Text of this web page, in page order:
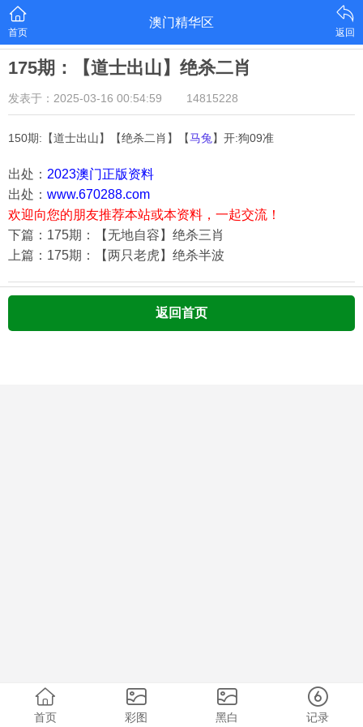
首页
澳门精华区
返回
175期：【道士出山】绝杀二肖
发表于：2025-03-16 00:54:59 14815228
150期:【道士出山】【绝杀二肖】【马兔 】开:狗09准
出处： 2023澳门正版资料
出处： www.670288.com
欢迎向您的朋友推荐本站或本资料，一起交流！
下篇：175期：【无地自容】绝杀三肖
上篇：175期：【两只老虎】绝杀半波
返回首页
首页 彩图 黑白 记录